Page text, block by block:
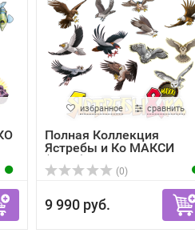
избранное сравнить
Полная Коллекция
Ястребы и Ко МАКСИ
(16шт)
(0)
9 990 руб.